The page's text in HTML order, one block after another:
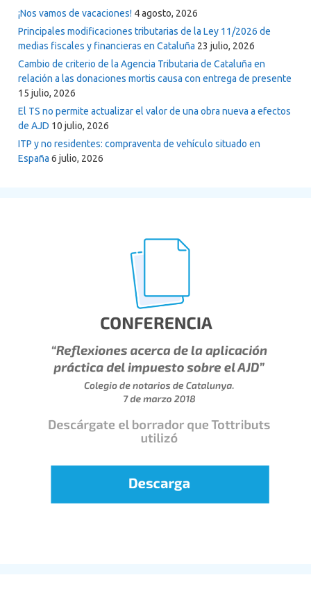
¡Nos vamos de vacaciones! 4 agosto, 2026
Principales modificaciones tributarias de la Ley 11/2026 de
medias fiscales y financieras en Cataluña 23 julio, 2026
Cambio de criterio de la Agencia Tributaria de Cataluña en
relación a las donaciones mortis causa con entrega de presente
15 julio, 2026
El TS no permite actualizar el valor de una obra nueva a efectos
de AJD 10 julio, 2026
ITP y no residentes: compraventa de vehículo situado en
España 6 julio, 2026